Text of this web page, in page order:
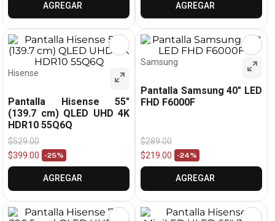
AGREGAR AGREGAR
Hisense
Pantalla Hisense 55"
(139.7 cm) QLED UHD 4K
HDR10 55Q6Q
$529.00
$399 00 -25%
AGREGAR
Samsung
Pantalla Samsung 40" LED
FHD F6000F
$289.00
$219 00 -24%
AGREGAR